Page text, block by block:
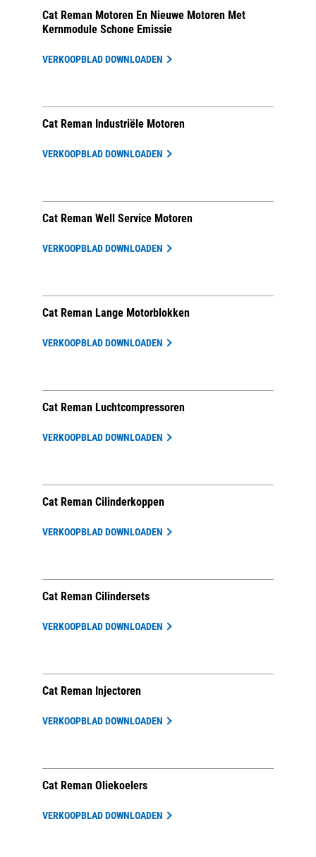
Cat Reman Motoren En Nieuwe Motoren Met
Kernmodule Schone Emissie
VERKOOPBLAD DOWNLOADEN
Cat Reman Industriële Motoren
VERKOOPBLAD DOWNLOADEN
Cat Reman Well Service Motoren
VERKOOPBLAD DOWNLOADEN
Cat Reman Lange Motorblokken
VERKOOPBLAD DOWNLOADEN
Cat Reman Luchtcompressoren
VERKOOPBLAD DOWNLOADEN
Cat Reman Cilinderkoppen
VERKOOPBLAD DOWNLOADEN
Cat Reman Cilindersets
VERKOOPBLAD DOWNLOADEN
Cat Reman Injectoren
VERKOOPBLAD DOWNLOADEN
Cat Reman Oliekoelers
VERKOOPBLAD DOWNLOADEN